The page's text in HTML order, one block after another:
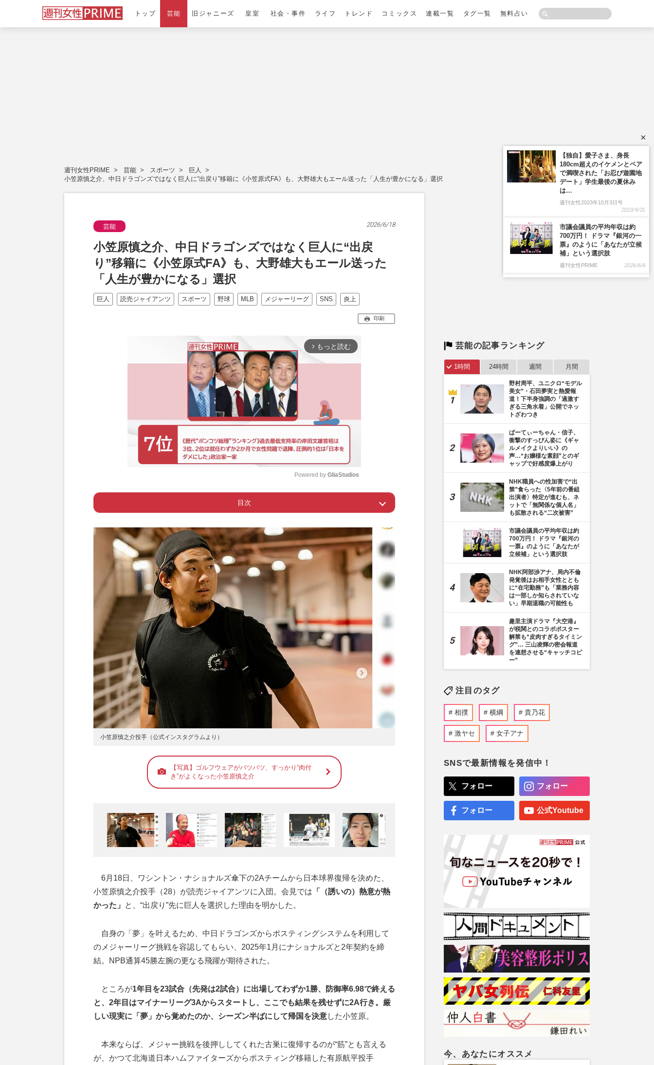
トップ 芸能 旧ジャニーズ 皇室 社会・事件 ライフ トレンド コミックス 連載一覧 タグ一覧 無料占い
週刊女性PRIME 芸能 スポーツ
巨人
小笠原慎之介、中日ドラゴンズではなく巨人に“出戻り”移籍に《小笠原式FA》も、大野雄大もエール送った「人生が豊かになる」選択
芸能 2026/6/18
小笠原慎之介、中日ドラゴンズではなく巨人に“出戻
り”移籍に《小笠原式FA》も、大野雄大もエール送った
「人生が豊かになる」選択
巨人 読売ジャイアンツ スポーツ 野球 MLB メジャーリーグ SNS 炎上
印刷
arrow_forward_ios もっと読む
t
e
Powered by GliaStudios
目次
Page 1 ー ルールに則って入ったんであれば
小笠原慎之介投手（公式インスタグラムより）
【写真】ゴルフウェアがパツパツ、すっかり“肉付
き”がよくなった小笠原慎之介
6月18日、ワシントン・ナショナルズ傘下の2Aチームから日本球界復帰を決めた、
小笠原慎之介投手（28）が読売ジャイアンツに入団。会見では 「（誘いの）熱意が熱
かった」
と、“出戻り”先に巨人を選択した理由を明かした。
自身の「夢」を叶えるため、中日ドラゴンズからポスティングシステムを利用して
のメジャーリーグ挑戦を容認してもらい、2025年1月にナショナルズと2年契約を締
結。NPB通算45勝左腕の更なる飛躍が期待された。
ところが1年目を23試合（先発は2試合）に出場してわずか1勝、防御率6.98で終える
と、2年目はマイナーリーグ3Aからスタートし、ここでも結果を残せずに2A行き。厳
しい現実に「夢」から覚めたのか、シーズン半ばにして帰国を決意した小笠原。
本来ならば、メジャー挑戦を後押ししてくれた古巣に復帰するのが“筋”とも言える
が、かつて北海道日本ハムファイターズからポスティング移籍した有原航平投手
芸能の記事ランキング
1時間 24時間 週間 月間
野村周平、ユニクロ“モデル
美女”・石田夢実と熱愛報
道！下半身強調の「過激す
ぎる三角水着」公開でネッ
トざわつき
ぱーてぃーちゃん・信子、
衝撃のすっぴん姿に《ギャ
ルメイクよりいい》の
声…“お嬢様な素顔”とのギ
ャップで好感度爆上がり
NHK職員への性加害で“出
禁”食らった〈5年前の番組
出演者〉特定が進むも、ネ
ットで「無関係な個人名」
も拡散される“二次被害”
市議会議員の平均年収は約
700万円！ ドラマ『銀河の
一票』のように「あなたが
立候補」という選択肢
NHK阿部渉アナ、局内不倫
発覚後はお相手女性ととも
に“在宅勤務”も「業務内容
は一部しか知らされていな
い」早期退職の可能性も
趣里主演ドラマ『大空港』
が税関とのコラボポスター
解禁も“皮肉すぎるタイミン
グ”… 三山凌輝の密会報道
を連想させる“キャッチコピ
ー”
注目のタグ
相撲 横綱 貴乃花
激ヤセ 女子アナ
SNSで最新情報を発信中！
フォロー フォロー
フォロー 公式Youtube
今、あなたにオススメ
×
【独自】愛子さま、身長
180cm超えのイケメンとペア
で満喫された「お忍び遊園地
デート」学生最後の夏休み
は…
週刊女性2023年10月3日号
2023/9/20
市議会議員の平均年収は約
700万円！ ドラマ『銀河の一
票』のように「あなたが立候
補」という選択肢
週刊女性PRIME 2026/6/8